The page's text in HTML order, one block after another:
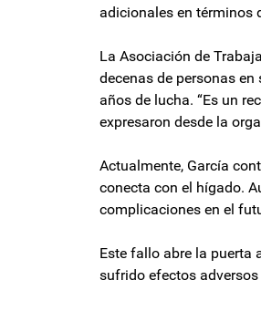
adicionales en términos
La Asociación de
decenas de personas
años de lucha. “Es un
expresaron desde la
Actualmente, García
conecta con el hígado.
complicaciones en el
Este fallo abre la puerta
sufrido efectos